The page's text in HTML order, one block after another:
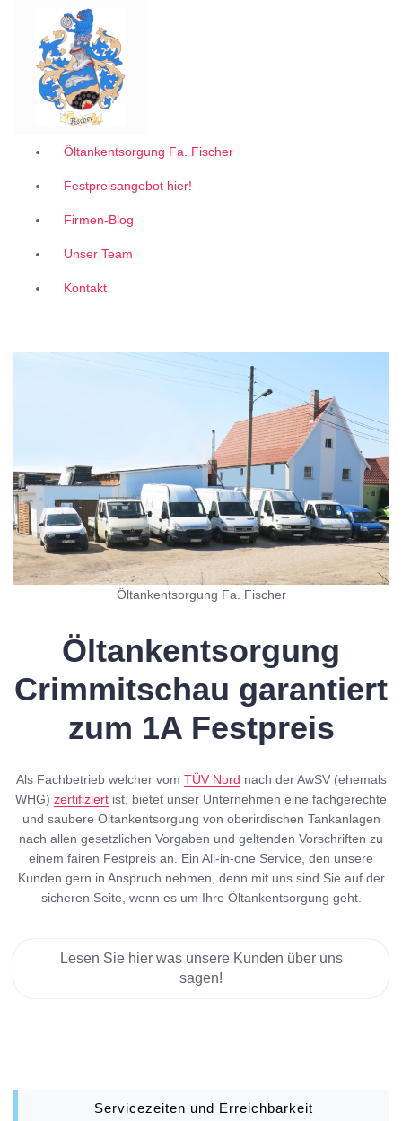
Garantiert zum 1A Festpreis
Öltankentsorgung Fa. Fischer
Festpreisangebot hier!
Firmen-Blog
Unser Team
Kontakt
Öltankentsorgung Fa. Fischer
Öltankentsorgung
Crimmitschau garantiert
zum 1A Festpreis
Als Fachbetrieb welcher vom TÜV Nord nach der AwSV (ehemals
WHG) zertifiziert ist, bietet unser Unternehmen eine fachgerechte
und saubere Öltankentsorgung von oberirdischen Tankanlagen
nach allen gesetzlichen Vorgaben und geltenden Vorschriften zu
einem fairen Festpreis an. Ein All-in-one Service, den unsere
Kunden gern in Anspruch nehmen, denn mit uns sind Sie auf der
sicheren Seite, wenn es um Ihre Öltankentsorgung geht.
Lesen Sie hier was unsere Kunden über uns
sagen!
Servicezeiten und Erreichbarkeit